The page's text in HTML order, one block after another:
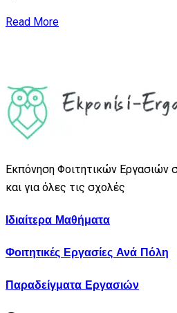
Read More
Εκπόνηση Φοιτητικών Εργασιών
και για όλες τις σχολές
Ιδιαίτερα Μαθήματα
Φοιτητικές Εργασίες Ανά Πόλη
Παραδείγματα Εργασιών